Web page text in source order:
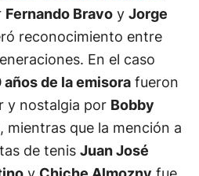
Fernando Bravoy Jorge
reconocimiento entre
En el caso
años de la emisorafueron
y nostalgia por Bobby
, mientras que la mención a
de tenis Juan José